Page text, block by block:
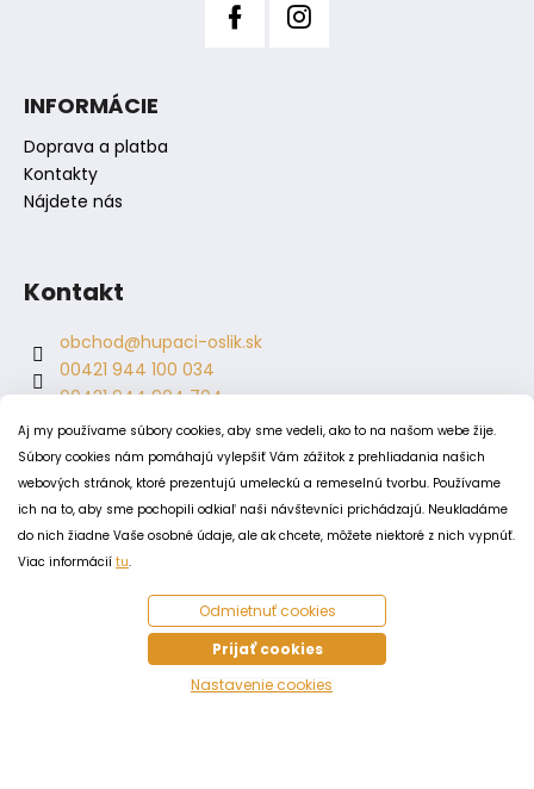
Aj my používame súbory cookies, aby sme vedeli, ako to na našom webe žije.
Súbory cookies nám pomáhajú vylepšiť Vám zážitok z prehliadania našich
webových stránok, ktoré prezentujú umeleckú a remeselnú tvorbu. Používame
ich na to, aby sme pochopili odkiaľ naši návštevníci prichádzajú. Neukladáme
do nich žiadne Vaše osobné údaje, ale ak chcete, môžete niektoré z nich vypnúť.
Viac informácií tu.
Odmietnuť cookies
Prijať cookies
Nastavenie cookies
INFORMÁCIE
Doprava a platba
Kontakty
Nájdete nás
Kontakt
obchod@hupaci-oslik.sk
00421 944 100 034
00421 944 904 704
hupaci.oslik
dagmar.juricova
PODMIENKY
Obchodné podmienky
Odstúpenie od zmluvy
Zásady spracovania a ochrany osobných údajov
Zásady používania súborov cookie